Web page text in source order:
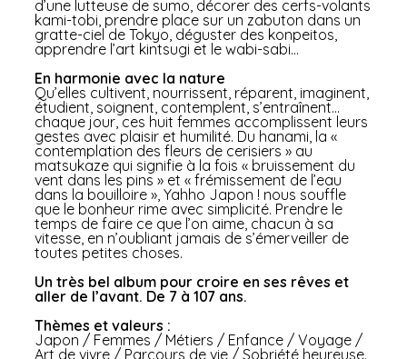
d’une lutteuse de sumo, décorer des cerfs-volants
kami-tobi, prendre place sur un zabuton dans un
gratte-ciel de Tokyo, déguster des konpeitos,
apprendre l’art kintsugi et le wabi-sabi…
En harmonie avec la nature
Qu’elles cultivent, nourrissent, réparent, imaginent,
étudient, soignent, contemplent, s’entraînent…
chaque jour, ces huit femmes accomplissent leurs
gestes avec plaisir et humilité. Du hanami, la «
contemplation des fleurs de cerisiers » au
matsukaze qui signifie à la fois « bruissement du
vent dans les pins » et « frémissement de l’eau
dans la bouilloire », Yahho Japon ! nous souffle
que le bonheur rime avec simplicité. Prendre le
temps de faire ce que l’on aime, chacun à sa
vitesse, en n’oubliant jamais de s’émerveiller de
toutes petites choses.
Un très bel album pour croire en ses rêves et
aller de l’avant. De 7 à 107 ans.
Thèmes et valeurs :
Japon / Femmes / Métiers / Enfance / Voyage /
Art de vivre / Parcours de vie / Sobriété heureuse.